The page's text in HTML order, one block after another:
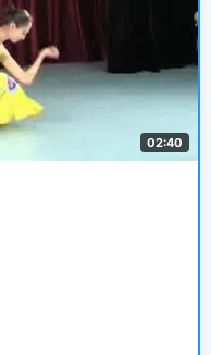
02:40